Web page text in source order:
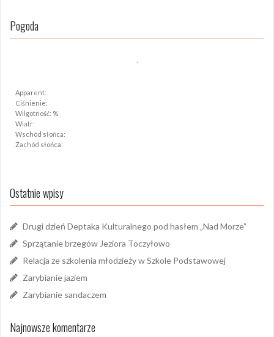
Pogoda
Apparent:
Ciśnienie:
Wilgotność: %
Wiatr:
Wschód słońca:
Zachód słońca:
Ostatnie wpisy
Drugi dzień Deptaka Kulturalnego pod hasłem „Nad Morze”
Sprzątanie brzegów Jeziora Toczyłowo
Relacja ze szkolenia młodzieży w Szkole Podstawowej
Zarybianie jaziem
Zarybianie sandaczem
Najnowsze komentarze